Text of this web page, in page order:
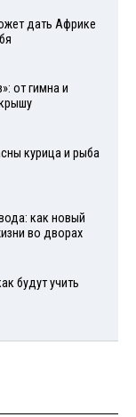
дать Африке
от гимна и
курица и рыба
как новый
во дворах
будут учить